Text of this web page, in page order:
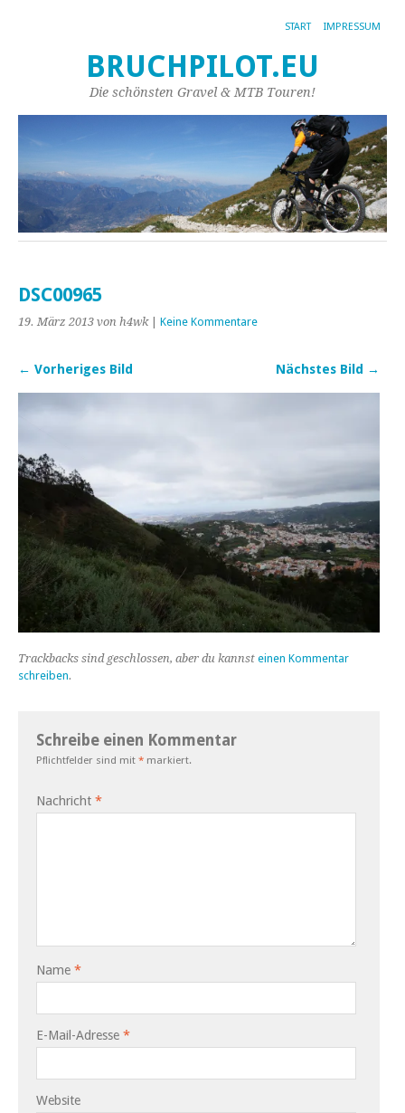
START IMPRESSUM
BRUCHPILOT.EU
Die schönsten Gravel & MTB Touren!
DSC00965
19. März 2013 von h4wk| Keine Kommentare
← Vorheriges Bild Nächstes Bild →
Trackbacks sind geschlossen, aber du kannst einen Kommentar
schreiben.
Schreibe einen Kommentar
Pflichtfelder sind mit * markiert.
Nachricht *
Name *
E-Mail-Adresse *
Website